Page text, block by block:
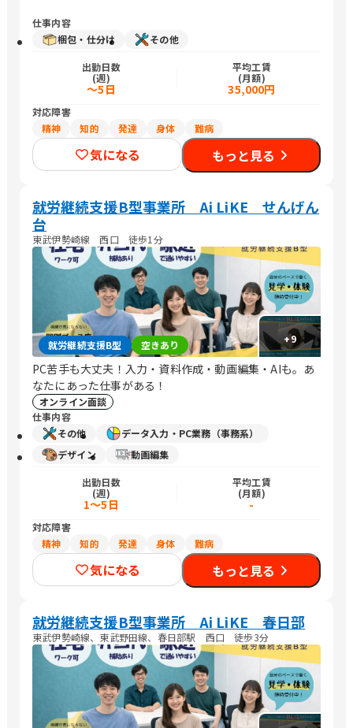
仕事内容
梱包・仕分け
その他
出勤日数
(週)
～5日
平均工賃
(月額)
35,000円
対応障害
精神
知的 発達 身体 難病
気になる もっと見る
就労継続支援B型事業所 Ai LiKE せんげん
台
東武伊勢崎線 西口 徒歩1分
+9
就労継続支援B型 空きあり
PC苦手も大丈夫！入力・資料作成・動画編集・AIも。あ
なたにあった仕事がある！
オンライン面談
仕事内容
その他
データ入力・PC業務（事務系）
デザイン
動画編集
出勤日数
(週)
1～5日
平均工賃
(月額)
-
対応障害
精神
知的 発達 身体 難病
気になる もっと見る
就労継続支援B型事業所 Ai LiKE 春日部
東武伊勢崎線、東武野田線、春日部駅 西口 徒歩3分